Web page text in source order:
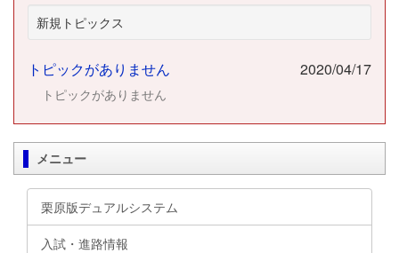
新規トピックス
トピックがありません 2020/04/17
トピックがありません
メニュー
栗原版デュアルシステム
入試・進路情報